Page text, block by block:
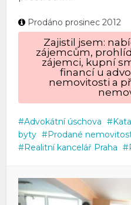
Prodáno prosinec 2012
Zajistil jsem:
zájemcům,
zájemci, kupní
financí u
nemovitosti a
Advokátní úschova
byty
Prodané
Realitní kancelář Praha